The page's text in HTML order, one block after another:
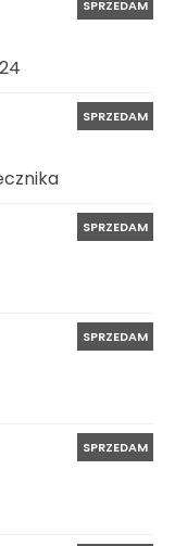
SPRZEDAM
SPRZEDAM
SPRZEDAM
SPRZEDAM
SPRZEDAM